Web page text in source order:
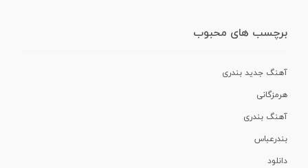
برچسب های محبوب
آهنگ جدید بندری
هرمزگانی
آهنگ بندری
بندرعباس
دانلود